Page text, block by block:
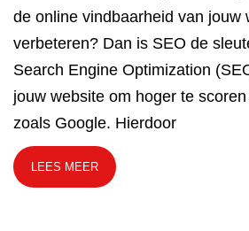
de online vindbaarheid van jouw
verbeteren? Dan is SEO de
Search Engine Optimization
jouw website om hoger te
zoals Google. Hierdoor
LEES MEER